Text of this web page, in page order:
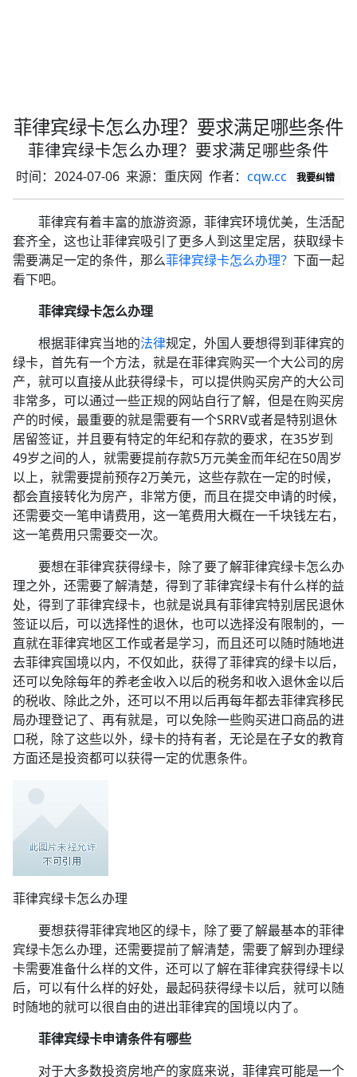
菲律宾绿卡怎么办理？要求满足哪些条件
菲律宾绿卡怎么办理？要求满足哪些条件
时间：2024-07-06 来源：重庆网 作者：cqw.cc 我要纠错
菲律宾有着丰富的旅游资源，菲律宾环境优美，生活配
套齐全，这也让菲律宾吸引了更多人到这里定居，获取绿卡
需要满足一定的条件，那么菲律宾绿卡怎么办理？ 下面一起
看下吧。
菲律宾绿卡怎么办理
根据菲律宾当地的法律规定，外国人要想得到菲律宾的
绿卡，首先有一个方法，就是在菲律宾购买一个大公司的房
产，就可以直接从此获得绿卡，可以提供购买房产的大公司
非常多，可以通过一些正规的网站自行了解，但是在购买房
产的时候，最重要的就是需要有一个SRRV或者是特别退休
居留签证，并且要有特定的年纪和存款的要求，在35岁到
49岁之间的人，就需要提前存款5万元美金而年纪在50周岁
以上，就需要提前预存2万美元，这些存款在一定的时候，
都会直接转化为房产，非常方便，而且在提交申请的时候，
还需要交一笔申请费用，这一笔费用大概在一千块钱左右，
这一笔费用只需要交一次。
要想在菲律宾获得绿卡，除了要了解菲律宾绿卡怎么办
理之外，还需要了解清楚，得到了菲律宾绿卡有什么样的益
处，得到了菲律宾绿卡，也就是说具有菲律宾特别居民退休
签证以后，可以选择性的退休，也可以选择没有限制的，一
直就在菲律宾地区工作或者是学习，而且还可以随时随地进
去菲律宾国境以内，不仅如此，获得了菲律宾的绿卡以后，
还可以免除每年的养老金收入以后的税务和收入退休金以后
的税收、除此之外，还可以不用以后再每年都去菲律宾移民
局办理登记了、再有就是，可以免除一些购买进口商品的进
口税，除了这些以外，绿卡的持有者，无论是在子女的教育
方面还是投资都可以获得一定的优惠条件。
菲律宾绿卡怎么办理
要想获得菲律宾地区的绿卡，除了要了解最基本的菲律
宾绿卡怎么办理，还需要提前了解清楚，需要了解到办理绿
卡需要准备什么样的文件，还可以了解在菲律宾获得绿卡以
后，可以有什么样的好处，最起码获得绿卡以后，就可以随
时随地的就可以很自由的进出菲律宾的国境以内了。
菲律宾绿卡申请条件有哪些
对于大多数投资房地产的家庭来说，菲律宾可能是一个